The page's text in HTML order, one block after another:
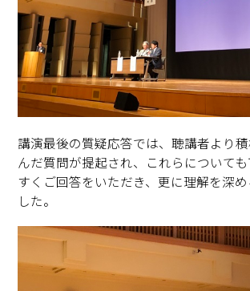
講演最後の質疑応答では、聴講者より
んだ質問が提起され、これらについて
すくご回答をいただき、更に理解を深
した。